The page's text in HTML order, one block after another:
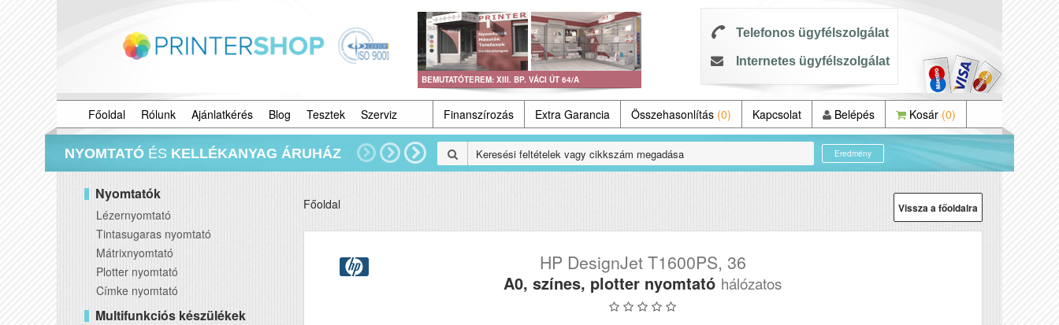
BEMUTATÓTEREM: XIII. BP. VÁCI ÚT 64/A
Telefonos ügyfélszolgálat
Internetes ügyfélszolgálat
Főoldal Rólunk Ajánlatkérés Blog Tesztek Szerviz Finanszírozás Extra Garancia Összehasonlítás (0) Kapcsolat Belépés Kosár (0)
NYOMTATÓ ÉS KELLÉKANYAG ÁRUHÁZ Eredmény
Nyomtatók
Lézernyomtató
Tintasugaras nyomtató
Mátrixnyomtató
Plotter nyomtató
Címke nyomtató
Multifunkciós készülékek
Vissza a főoldalra
Főoldal
HP DesignJet T1600PS, 36
A0, színes, plotter nyomtató hálózatos